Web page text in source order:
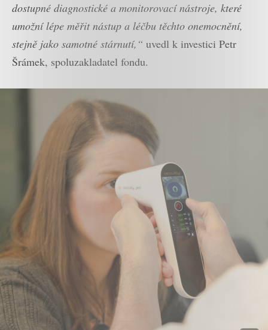
dostupné diagnostické a monitorovací nástroje, které
umožní lépe měřit nástup a léčbu těchto onemocnění,
stejně jako samotné stárnutí,“ uvedl k investici Petr
Šrámek, spoluzakladatel fondu.